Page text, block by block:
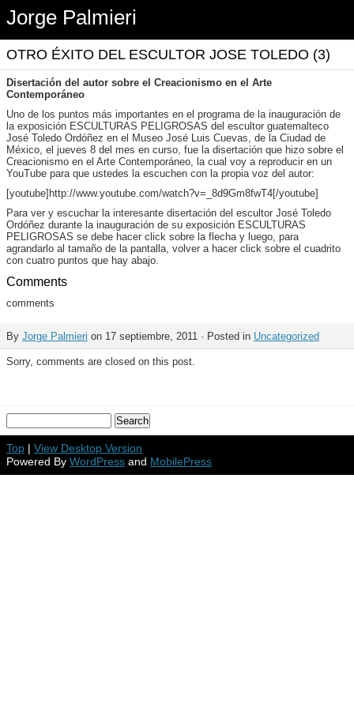
Jorge Palmieri
OTRO ÉXITO DEL ESCULTOR JOSE TOLEDO (3)
Disertación del autor sobre el Creacionismo en el Arte
Contemporáneo
Uno de los puntos más importantes en el programa de la inauguración de
la exposición ESCULTURAS PELIGROSAS del escultor guatemalteco
José Toledo Ordóñez en el Museo José Luis Cuevas, de la Ciudad de
México, el jueves 8 del mes en curso, fue la disertación que hizo sobre el
Creacionismo en el Arte Contemporáneo, la cual voy a reproducir en un
YouTube para que ustedes la escuchen con la propia voz del autor:
[youtube]http://www.youtube.com/watch?v=_8d9Gm8fwT4[/youtube]
Para ver y escuchar la interesante disertación del escultor José Toledo
Ordóñez durante la inauguración de su exposición ESCULTURAS
PELIGROSAS se debe hacer click sobre la flecha y luego, para
agrandarlo al tamaño de la pantalla, volver a hacer click sobre el cuadrito
con cuatro puntos que hay abajo.
Comments
comments
By Jorge Palmieri on 17 septiembre, 2011 · Posted in Uncategorized
Sorry, comments are closed on this post.
Top | View Desktop Version
Powered By WordPress and MobilePress